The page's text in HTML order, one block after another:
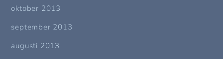
oktober 2013
september 2013
augusti 2013